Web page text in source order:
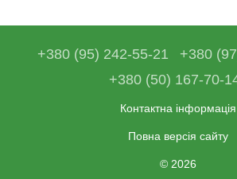
+380 (95) 242-55-21
+380
+380 (50) 167-70-
Контактна інформація
Повна версія сайту
© 2026